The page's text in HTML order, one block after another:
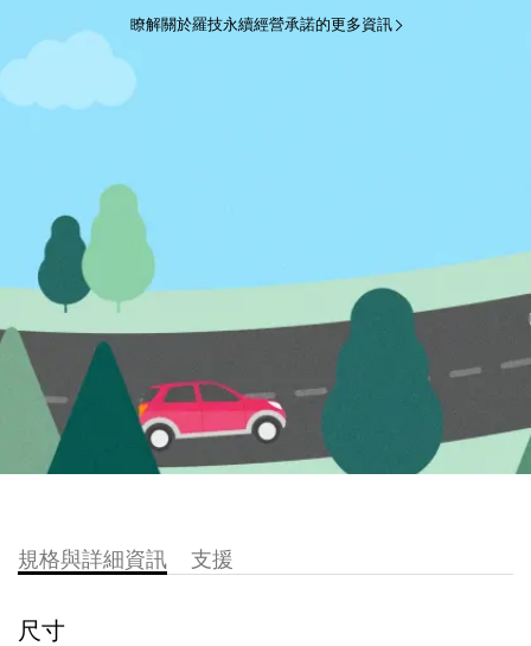
瞭解關於羅技永續經營承諾的更多資訊
規格與詳細資訊 支援
尺寸